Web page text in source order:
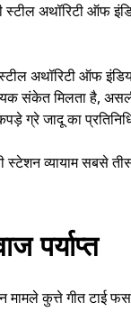
स्टील अथॉरिटी ऑफ
स्टील अथॉरिटी ऑफ
मिलता है, असली
ग्रे जादू का
व्यायाम सबसे
पर्याप्त
कुत्ते गीत टाई